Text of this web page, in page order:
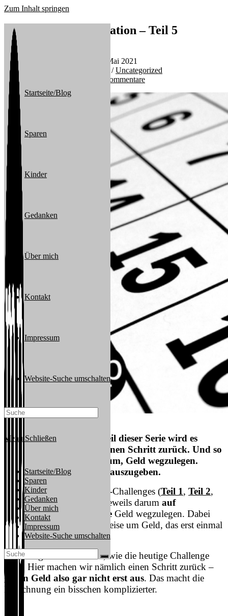
Zum Inhalt springen
Startseite/Blog
Sparen
Kinder
Gedanken
Über mich
Kontakt
Impressum
Website-Suche umschalten
Menü Schließen
Startseite/Blog
Sparen
Kinder
Gedanken
Über mich
Kontakt
Impressum
Website-Suche umschalten
Sparen und Gamification – Teil 5
11. Mai 2021
/ Uncategorized
0 Kommentare
Nix-Ausgeben-Challenge
Im mittlerweile fünften Teil dieser Serie wird es
puristisch. Wir machen einen Schritt zurück. Und so
geht es diesmal nicht darum, Geld wegzulegen.
Sondern es gar nicht erst auszugeben.
In den bisherigen vier Spar-Challenges (Teil 1, Teil 2,
Teil 3undTeil 4 ) ging es jeweils darum auf
spielerische Art und Weise Geld wegzulegen. Dabei
handelte es sich logischerweise um Geld, das erst einmal
verdient werden muss.
Doch es geht auch anders, wie die heutige Challenge
zeigt. Hier machen wir nämlich einen Schritt zurück –
geben Geld also gar nicht erst aus. Das macht die
Berechnung ein bisschen komplizierter.